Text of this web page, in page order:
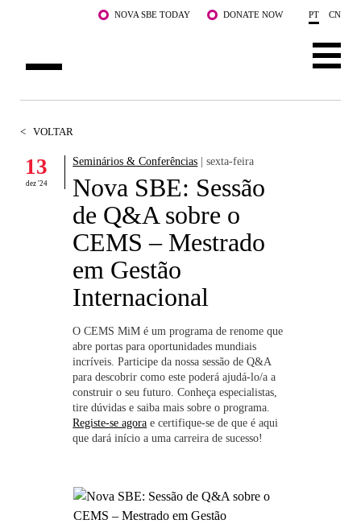
Saltar para o conteúdo principalNOVA SBE TODAY DONATE NOW PT CN
DOCENTES E INVESTIGAÇÃO
COMUNIDADE
WHAT'S HAPPENING
< VOLTAR
13
dez '24
Seminários & Conferências | sexta-feira
Nova SBE: Sessão
de Q&A sobre o
CEMS – Mestrado
em Gestão
Internacional
O CEMS MiM é um programa de renome que
abre portas para oportunidades mundiais
incríveis. Participe da nossa sessão de Q&A
para descobrir como este poderá ajudá-lo/a a
construir o seu futuro. Conheça especialistas,
tire dúvidas e saiba mais sobre o programa.
Registe-se agora e certifique-se de que é aqui
que dará início a uma carreira de sucesso!